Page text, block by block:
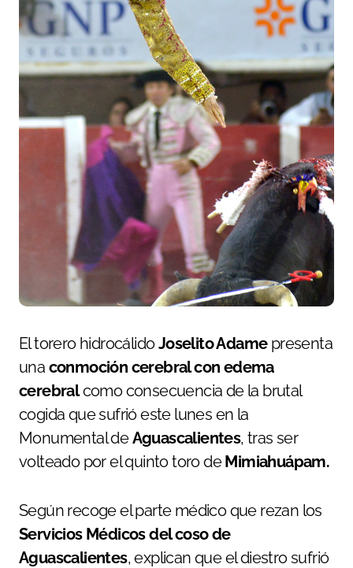
El torero hidrocálidoJoselito Adamepresenta
una conmoción cerebral con edema
cerebralcomo consecuencia de la brutal
cogida que sufrió este lunes en la
Monumental deAguascalientes, tras ser
volteado por el quinto toro deMimiahuápam.
Según recoge el parte médico que rezan los
Servicios Médicos del coso de
Aguascalientes, explican que el diestro sufrió